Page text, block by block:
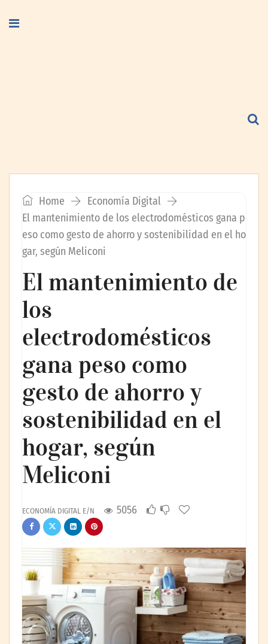
Home
Economía Digital
El mantenimiento de los electrodomésticos gana p
eso como gesto de ahorro y sostenibilidad en el ho
gar, según Meliconi
El mantenimiento de
los
electrodomésticos
gana peso como
gesto de ahorro y
sostenibilidad en el
hogar, según
Meliconi
ECONOMÍA DIGITAL E/N 5056